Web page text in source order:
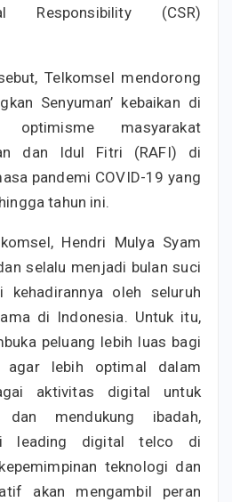
Responsibility (CSR)
Telkomsel mendorong
Senyuman’ kebaikan di
masyarakat
dan Idul Fitri (RAFI) di
pandemi COVID-19 yang
tahun ini.
Hendri Mulya Syam
selalu menjadi bulan suci
kehadirannya oleh seluruh
di Indonesia. Untuk itu,
peluang lebih luas bagi
agar lebih optimal dalam
aktivitas digital untuk
dan mendukung ibadah,
leading digital telco di
teknologi dan
akan mengambil peran